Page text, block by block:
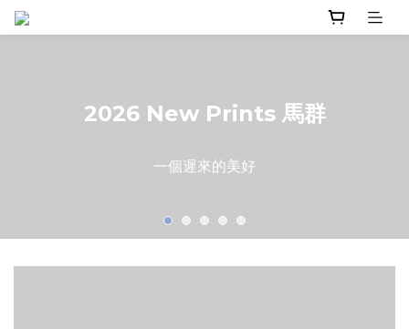
2026 New Prints 馬群
一個遲來的美好